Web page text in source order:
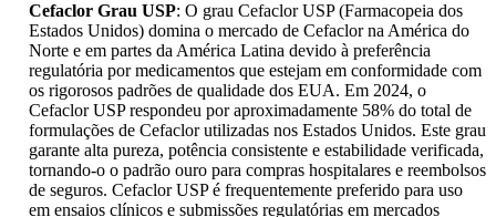
Cefaclor Grau USP: O grau Cefaclor USP (Farmacopeia dos
Estados Unidos) domina o mercado de Cefaclor na América do
Norte e em partes da América Latina devido à preferência
regulatória por medicamentos que estejam em conformidade com
os rigorosos padrões de qualidade dos EUA. Em 2024, o
Cefaclor USP respondeu por aproximadamente 58% do total de
formulações de Cefaclor utilizadas nos Estados Unidos. Este grau
garante alta pureza, potência consistente e estabilidade verificada,
tornando-o o padrão ouro para compras hospitalares e reembolsos
de seguros. Cefaclor USP é frequentemente preferido para uso
em ensaios clínicos e submissões regulatórias em mercados